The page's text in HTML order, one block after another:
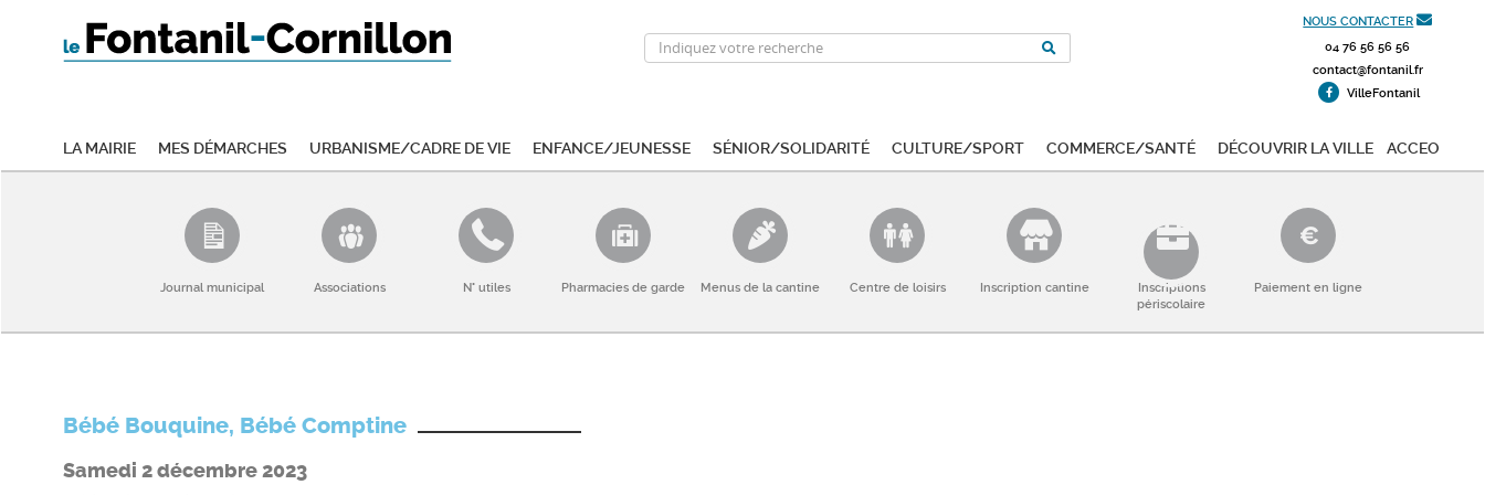
NOUS CONTACTER
04 76 56 56 56
contact@fontanil.fr
VilleFontanil
La mairie Mes démarches Urbanisme/Cadre de vie Enfance/Jeunesse Sénior/Solidarité Culture/Sport Commerce/Santé Découvrir la ville ACCEO
Journal municipal Associations N° utiles Pharmacies de garde Menus de la cantine Centre de loisirs Inscription cantine
Inscriptions
périscolaire
Paiement en ligne
Bébé Bouquine, Bébé Comptine
Samedi 2 décembre 2023